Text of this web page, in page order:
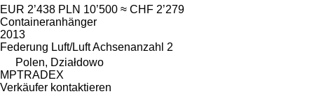
EUR 2’438 PLN 10’500 ≈ CHF 2’279
Containeranhänger
2013
Federung Luft/LuftAchsenanzahl 2
Polen, Działdowo
MPTRADEX
Verkäufer kontaktieren